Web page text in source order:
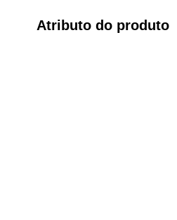
Atributo do produto